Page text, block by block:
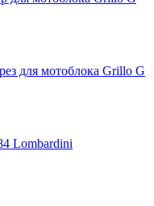
для мотоблока Grillo G
Lombardini